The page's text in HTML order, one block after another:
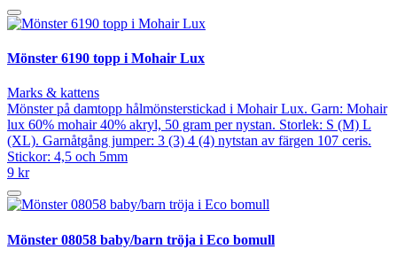
Mönster 6190 topp i Mohair Lux
Marks & kattens
Mönster på damtopp hålmönsterstickad i Mohair Lux. Garn: Mohair
lux 60% mohair 40% akryl, 50 gram per nystan. Storlek: S (M) L
(XL). Garnåtgång jumper: 3 (3) 4 (4) nytstan av färgen 107 ceris.
Stickor: 4,5 och 5mm
9 kr
Mönster 08058 baby/barn tröja i Eco bomull